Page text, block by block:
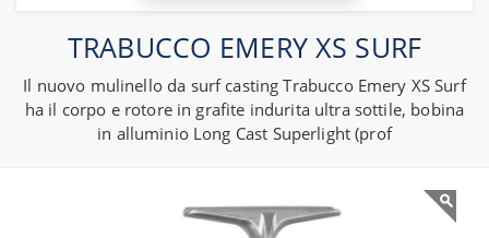
TRABUCCO EMERY XS SURF
Il nuovo mulinello da surf casting Trabucco Emery XS Surf
ha il corpo e rotore in grafite indurita ultra sottile, bobina
in alluminio Long Cast Superlight (prof